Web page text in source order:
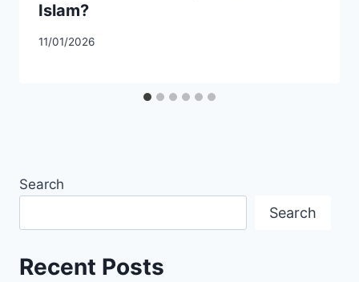
Islam?
11/01/2026
Search
Search
Recent Posts